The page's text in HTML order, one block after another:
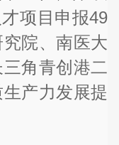
项目申报49
院、南医大
角青创港二
产力发展提